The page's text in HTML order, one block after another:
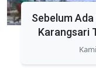
Sebelum
Karangsari